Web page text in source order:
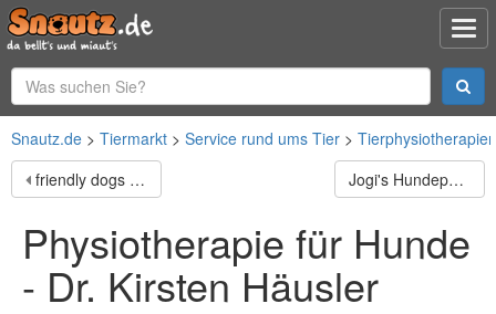
Snautz.de Tiermarkt Service rund ums Tier
Tierphysiotherapien
friendly dogs - Teamtraining für Mensch & Hund
Jogi's Hundepension & Hundeschule
Physiotherapie für Hunde
- Dr. Kirsten Häusler